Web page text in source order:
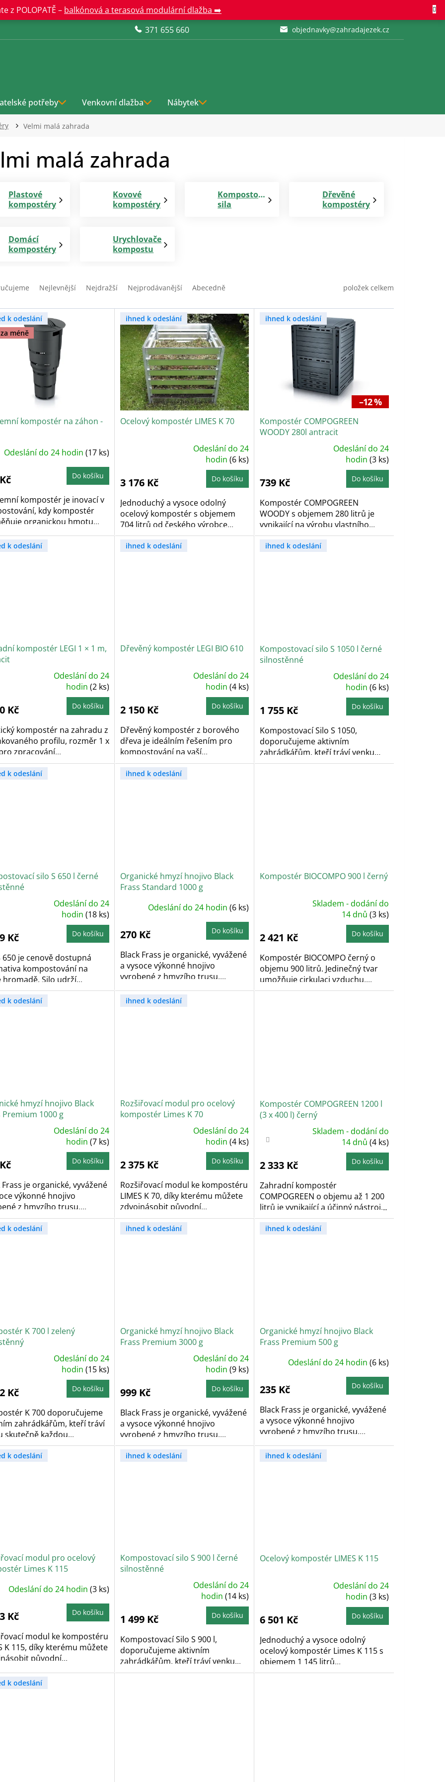
z POLOPATĚ – balkónová a terasová modulární dlažba ➡️
371 655 660
objednavky@zahradajezek.cz
potřeby Venkovní dlažba Nábytek
Velmi malá zahrada
malá zahrada
Plastové
kompostéry
Kovové
kompostéry
Kompostovací
sila
Dřevěné
kompostéry
Domácí
kompostéry
Urychlovače
kompostu
Nejlevnější Nejdražší Nejprodávanější Abecedně položek celkem
k odeslání
méně
kompostér na záhon -
Odeslání do 24 hodin (17 ks)
Do košíku
kompostér je inovací v
kdy kompostér
organickou hmotu...
ihned k odeslání
Ocelový kompostér LIMES K 70
4,8
z
5
Odeslání do 24
hodin(6 ks)
3 176 Kč Do košíku
Jednoduchý a vysoce odolný
ocelový kompostér s objemem
704 litrů od českého výrobce...
ihned k odeslání
–12 %
Kompostér COMPOGREEN
WOODY 280l antracit
5,0
z
5
Odeslání do 24
hodin (3 ks)
739 Kč Do košíku
Kompostér COMPOGREEN
WOODY s objemem 280 litrů je
vynikající na výrobu vlastního...
k odeslání
kompostér LEGI 1 × 1 m,
Odeslání do 24
hodin(2 ks)
Kč Do košíku
kompostér na zahradu z
profilu, rozměr 1 x
zpracování...
ihned k odeslání
Dřevěný kompostér LEGI BIO 610
5,0
z
5
Odeslání do 24
hodin(4 ks)
2 150 Kč Do košíku
Dřevěný kompostér z borového
dřeva je ideálním řešením pro
kompostování na vaší...
ihned k odeslání
Kompostovací silo S 1050 l černé
silnostěnné
5,0
z
5
Odeslání do 24
hodin (6 ks)
1 755 Kč Do košíku
Kompostovací Silo S 1050,
doporučujeme aktivním
zahrádkářům, kteří tráví venku
skutečně...
k odeslání
silo S 650 l černé
Odeslání do 24
hodin(18 ks)
Kč Do košíku
650 je cenově dostupná
kompostování na
hromadě. Silo udrží...
ihned k odeslání
Organické hmyzí hnojivo Black
Frass Standard 1000 g
Odeslání do 24 hodin (6 ks)
270 Kč Do košíku
Black Frass je organické, vyvážené
a vysoce výkonné hnojivo
vyrobené z hmyzího trusu,...
Kompostér BIOCOMPO 900 l černý
5,0
z
5
Skladem - dodání do
14 dnů (3 ks)
2 421 Kč Do košíku
Kompostér BIOCOMPO černý o
objemu 900 litrů. Jedinečný tvar
umožňuje cirkulaci vzduchu,...
k odeslání
hmyzí hnojivo Black
Premium 1000 g
Odeslání do 24
hodin(7 ks)
Do košíku
Frass je organické, vyvážené
výkonné hnojivo
z hmyzího trusu,...
ihned k odeslání
Rozšiřovací modul pro ocelový
kompostér Limes K 70
5,0
z
5
Odeslání do 24
hodin(4 ks)
2 375 Kč Do košíku
Rozšiřovací modul ke kompostéru
LIMES K 70, díky kterému můžete
zdvojnásobit původní...
Kompostér COMPOGREEN 1200 l
(3 x 400 l) černý
4,3
z
5
Skladem - dodání do
14 dnů (4 ks)
2 333 Kč Do košíku
Zahradní kompostér
COMPOGREEN o objemu až 1 200
litrů je vynikající a účinný nástroj
na...
k odeslání
K 700 l zelený
Odeslání do 24
hodin(15 ks)
Kč Do košíku
K 700 doporučujeme
zahrádkářům, kteří tráví
skutečně každou...
ihned k odeslání
Organické hmyzí hnojivo Black
Frass Premium 3000 g
5,0
z
5
Odeslání do 24
hodin(9 ks)
999 Kč Do košíku
Black Frass je organické, vyvážené
a vysoce výkonné hnojivo
vyrobené z hmyzího trusu,...
ihned k odeslání
Organické hmyzí hnojivo Black
Frass Premium 500 g
Odeslání do 24 hodin (6 ks)
235 Kč Do košíku
Black Frass je organické, vyvážené
a vysoce výkonné hnojivo
vyrobené z hmyzího trusu,...
k odeslání
modul pro ocelový
Limes K 115
Odeslání do 24 hodin (3 ks)
Kč Do košíku
modul ke kompostéru
K 115, díky kterému můžete
původní...
ihned k odeslání
Kompostovací silo S 900 l černé
silnostěnné
5,0
z
5
Odeslání do 24
hodin(14 ks)
1 499 Kč Do košíku
Kompostovací Silo S 900 l,
doporučujeme aktivním
zahrádkářům, kteří tráví venku...
ihned k odeslání
Ocelový kompostér LIMES K 115
5,0
z
5
Odeslání do 24
hodin (3 ks)
6 501 Kč Do košíku
Jednoduchý a vysoce odolný
ocelový kompostér Limes K 115 s
objemem 1 145 litrů...
k odeslání